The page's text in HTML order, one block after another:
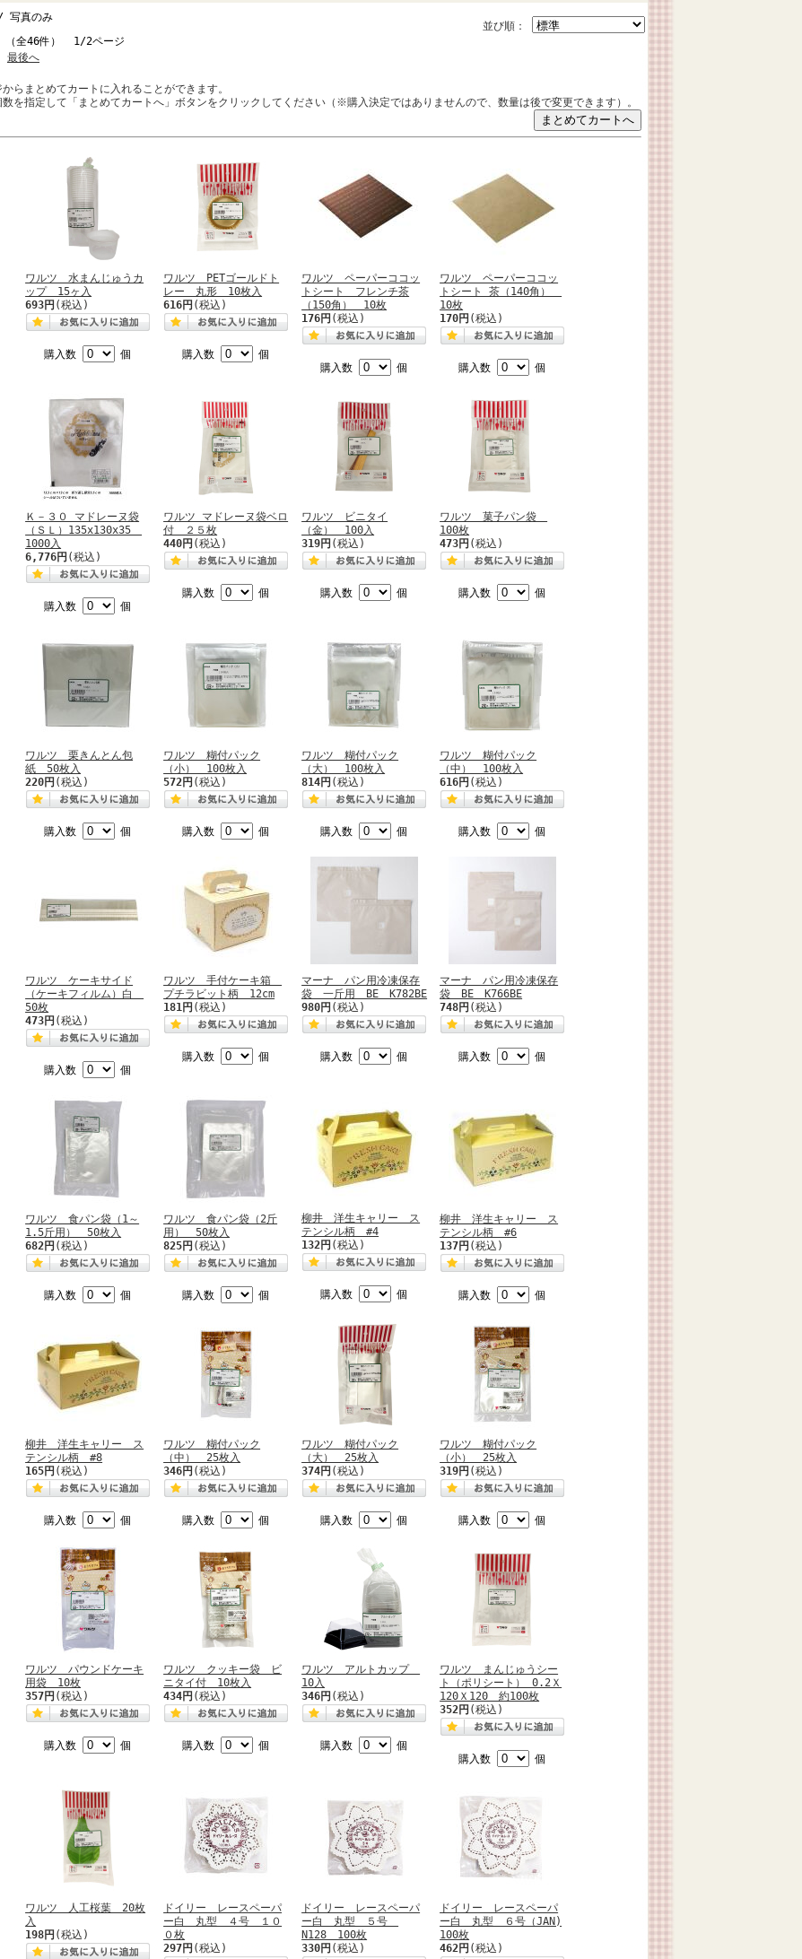
並び順：
写真のみ
（全46件） 1/2ページ
最後へ
らまとめてカートに入れることができます。
数を指定して「まとめてカートへ」ボタンをクリックしてください（※購入決定ではありませんので、数量は後で変更できます）。
ワルツ 水まんじゅうカ
ップ 15ヶ入
693円 (税込)
購入数 個
ワルツ PETゴールドト
レー 丸形 10枚入
616円 (税込)
購入数 個
ワルツ ペーパーココッ
トシート フレンチ茶
（150角） 10枚
176円 (税込)
購入数 個
ワルツ ペーパーココッ
トシート 茶（140角）
10枚
170円 (税込)
購入数 個
Ｋ－３０ マドレーヌ袋
（ＳＬ）135x130x35
1000入
6,776円 (税込)
購入数 個
ワルツ マドレーヌ袋ベロ
付 ２５枚
440円 (税込)
購入数 個
ワルツ ビニタイ
（金） 100入
319円 (税込)
購入数 個
ワルツ 菓子パン袋
100枚
473円 (税込)
購入数 個
ワルツ 栗きんとん包
紙 50枚入
220円 (税込)
購入数 個
ワルツ 糊付パック
（小） 100枚入
572円 (税込)
購入数 個
ワルツ 糊付パック
（大） 100枚入
814円 (税込)
購入数 個
ワルツ 糊付パック
（中） 100枚入
616円 (税込)
購入数 個
ワルツ ケーキサイド
（ケーキフィルム）白
50枚
473円 (税込)
購入数 個
ワルツ 手付ケーキ箱
プチラビット柄 12cm
181円 (税込)
購入数 個
マーナ パン用冷凍保存
袋 一斤用 BE K782BE
980円 (税込)
購入数 個
マーナ パン用冷凍保存
袋 BE K766BE
748円 (税込)
購入数 個
ワルツ 食パン袋（1～
1.5斤用） 50枚入
682円 (税込)
購入数 個
ワルツ 食パン袋（2斤
用） 50枚入
825円 (税込)
購入数 個
柳井 洋生キャリー ス
テンシル柄 #4
132円 (税込)
購入数 個
柳井 洋生キャリー ス
テンシル柄 #6
137円 (税込)
購入数 個
柳井 洋生キャリー ス
テンシル柄 #8
165円 (税込)
購入数 個
ワルツ 糊付パック
（中） 25枚入
346円 (税込)
購入数 個
ワルツ 糊付パック
（大） 25枚入
374円 (税込)
購入数 個
ワルツ 糊付パック
（小） 25枚入
319円 (税込)
購入数 個
ワルツ パウンドケーキ
用袋 10枚
357円 (税込)
購入数 個
ワルツ クッキー袋 ビ
ニタイ付 10枚入
434円 (税込)
購入数 個
ワルツ アルトカップ
10入
346円 (税込)
購入数 個
ワルツ まんじゅうシー
ト（ポリシート） 0.2Ｘ
120Ｘ120 約100枚
352円 (税込)
購入数 個
ワルツ 人工桜葉 20枚
入
198円 (税込)
ドイリー レースペーパ
ー白 丸型 ４号 １０
０枚
297円 (税込)
ドイリー レースペーパ
ー白 丸型 ５号
N128 100枚
330円 (税込)
ドイリー レースペーパ
ー白 丸型 ６号（JAN)
100枚
462円 (税込)